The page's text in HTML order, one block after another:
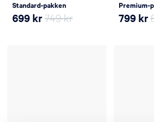
Standard-pakken
699 kr749 kr
Premium-
799 kr